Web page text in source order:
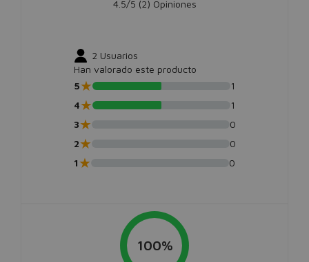
4.5/5 (2) Opiniones
2 Usuarios
Han valorado este producto
5★
1
4★
1
3★
0
2★
0
1★ 0
100%